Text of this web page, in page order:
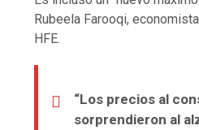
Rubeela Farooqi,
HFE.
“Los precios al
sorprendieron al